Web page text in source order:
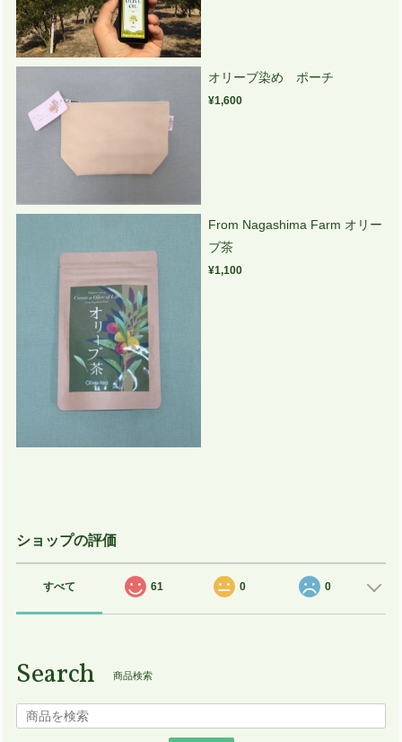
オリーブ染め ポーチ
¥1,600
From Nagashima Farm オリー
ブ茶
¥1,100
ショップの評価
すべて 61 0 0
Search 商品検索